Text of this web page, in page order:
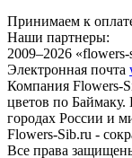
Принимаем к
Наши партнеры:
2009–2026 «flowers-
Электронная почта
Компания Flowers-
цветов по
городах России и
Flowers-Sib.ru -
Все права